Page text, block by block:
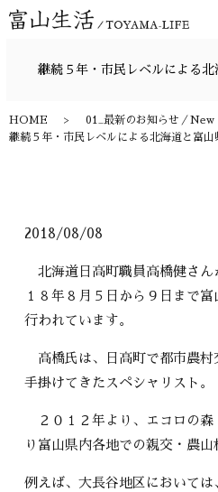
継続５年・市民レベルによる
HOME
01_最新のお知らせ／
継続５年・市民レベルによる北海道と富山
2018/08/08
北海道日高町職員高橋健さん
１８年８月５日から９日まで
行われています。
高橋氏は、日高町で都市農村
手掛けてきたスペシャリスト。
２０１２年より、エコロの森
り富山県内各地での親交・農山
例えば、大長谷地区において